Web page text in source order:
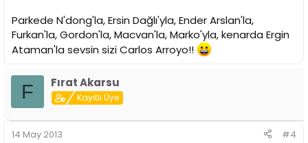
Parkede N'dong'la, Ersin Dağlı'yla, Ender Arslan'la,
Furkan'la, Gordon'la, Macvan'la, Marko'yla, kenarda Ergin
Ataman'la sevsin sizi Carlos Arroyo!!
F Fırat Akarsu
Kayıtlı Üye
14 May 2013 #4